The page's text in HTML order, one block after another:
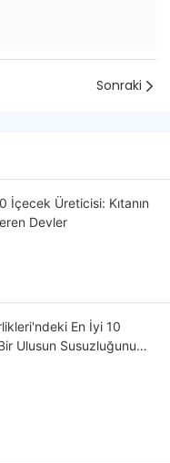
Sonraki
İçecek Üreticisi: Kıtanın
Devler
En İyi 10
Ulusun Susuzluğunu